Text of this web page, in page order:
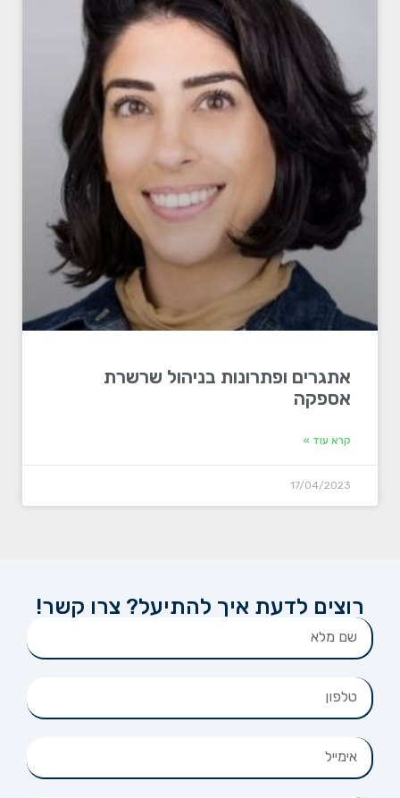
אתגרים ופתרונות בניהול שרשרת
אספקה
קרא עוד »
17/04/2023
רוצים לדעת איך להתיעל? צרו קשר!